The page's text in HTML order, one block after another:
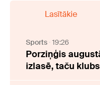
Lasītākie
Sports 19:26
Porziņģis
izlasē, taču